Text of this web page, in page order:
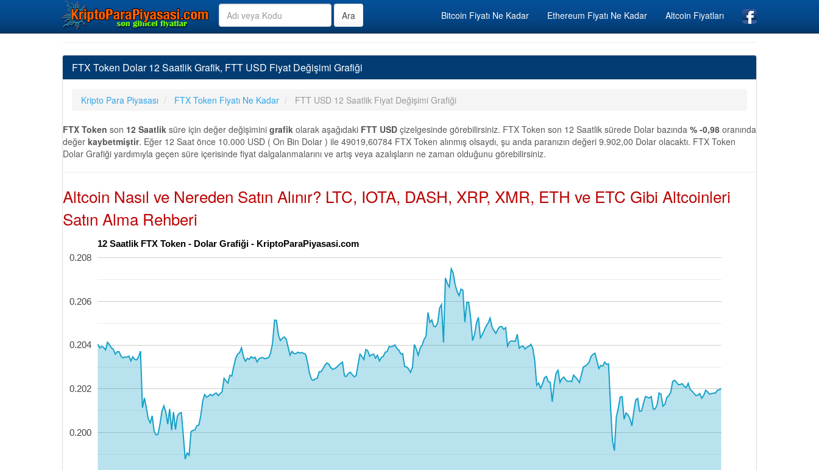
Bitcoin Fiyatı Ne Kadar Ethereum Fiyatı Ne Kadar Altcoin Fiyatları
FTX Token Dolar 12 Saatlik Grafik, FTT USD Fiyat Değişimi Grafiği
Kripto Para Piyasası FTX Token Fiyatı Ne Kadar FTT USD 12 Saatlik Fiyat Değişimi Grafiği
FTX Token son 12 Saatlik süre için değer değişimini grafik olarak aşağıdaki FTT USD çizelgesinde görebilirsiniz. FTX Token son 12 Saatlik sürede Dolar bazında % -0,98 oranında
değer kaybetmiştir. Eğer 12 Saat önce 10.000 USD ( On Bin Dolar ) ile 49019,60784 FTX Token alınmış olsaydı, şu anda paranızın değeri 9.902,00 Dolar olacaktı. FTX Token
Dolar Grafiği yardımıyla geçen süre içerisinde fiyat dalgalanmalarını ve artış veya azalışların ne zaman olduğunu görebilirsiniz.
Altcoin Nasıl ve Nereden Satın Alınır? LTC, IOTA, DASH, XRP, XMR, ETH ve ETC Gibi Altcoinleri
Satın Alma Rehberi
12 Saatlik FTX Token - Dolar Grafiği - KriptoParaPiyasasi.com
0.200
0.202
0.204
0.206
0.208